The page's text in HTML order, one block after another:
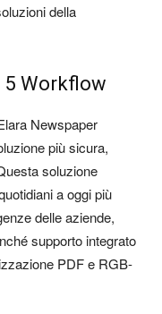
della
5 Workflow
Newspaper
più sicura,
soluzione
a oggi più
delle aziende,
supporto integrato
PDF e RGB-